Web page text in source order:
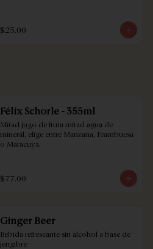
$25.00
Félix Schorle - 355ml
Mitad jugo de fruta mitad agua de
mineral, elige entre Manzana, Frambuesa
o Maracuyá.
$77.00
Ginger Beer
Bebida refrescante sin alcohol a base de
jengibre